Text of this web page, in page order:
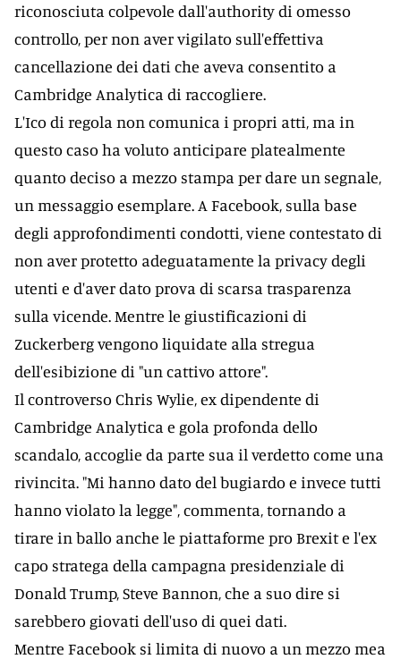
riconosciuta colpevole dall'authority di omesso
controllo, per non aver vigilato sull'effettiva
cancellazione dei dati che aveva consentito a
Cambridge Analytica di raccogliere.
L'Ico di regola non comunica i propri atti, ma in
questo caso ha voluto anticipare platealmente
quanto deciso a mezzo stampa per dare un segnale,
un messaggio esemplare. A Facebook, sulla base
degli approfondimenti condotti, viene contestato di
non aver protetto adeguatamente la privacy degli
utenti e d'aver dato prova di scarsa trasparenza
sulla vicende. Mentre le giustificazioni di
Zuckerberg vengono liquidate alla stregua
dell'esibizione di "un cattivo attore".
Il controverso Chris Wylie, ex dipendente di
Cambridge Analytica e gola profonda dello
scandalo, accoglie da parte sua il verdetto come una
rivincita. "Mi hanno dato del bugiardo e invece tutti
hanno violato la legge", commenta, tornando a
tirare in ballo anche le piattaforme pro Brexit e l'ex
capo stratega della campagna presidenziale di
Donald Trump, Steve Bannon, che a suo dire si
sarebbero giovati dell'uso di quei dati.
Mentre Facebook si limita di nuovo a un mezzo mea